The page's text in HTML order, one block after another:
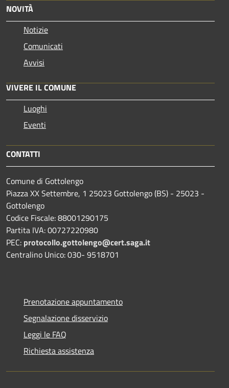
NOVITÀ
Notizie
Comunicati
Avvisi
VIVERE IL COMUNE
Luoghi
Eventi
CONTATTI
Comune di Gottolengo
Piazza XX Settembre, 1 25023 Gottolengo (BS) - 25023 -
Gottolengo
Codice Fiscale: 88001290175
Partita IVA: 00727220980
PEC: protocollo.gottolengo@cert.saga.it
Centralino Unico: 030- 9518701
Prenotazione appuntamento
Segnalazione disservizio
Leggi le FAQ
Richiesta assistenza